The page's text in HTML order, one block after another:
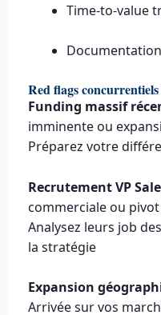
Time-to-value
Red flags
Funding massif
imminente ou
Préparez votre
Recrutement VP
commerciale ou
Analysez leurs job
la stratégie
Expansion
Arrivée sur vos